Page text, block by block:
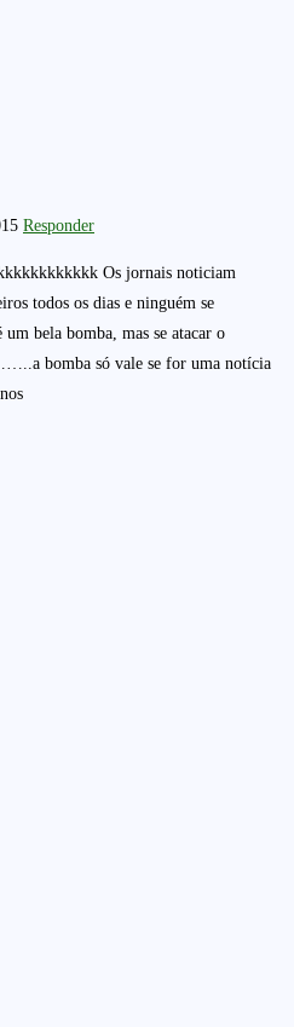
Responder
Os jornais noticiam
todos os dias e ninguém se
bela bomba, mas se atacar o
bomba só vale se for uma notícia